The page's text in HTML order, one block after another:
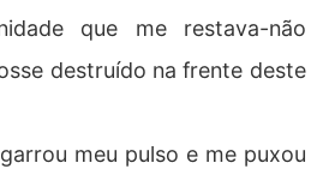
que me restava-não
destruído na frente deste
meu pulso e me puxou